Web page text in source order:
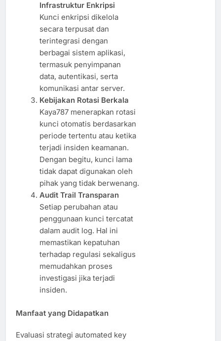
Infrastruktur Enkripsi
Kunci enkripsi dikelola
secara terpusat dan
terintegrasi dengan
berbagai sistem aplikasi,
termasuk penyimpanan
data, autentikasi, serta
komunikasi antar server.
Kebijakan Rotasi Berkala
Kaya787 menerapkan rotasi
kunci otomatis berdasarkan
periode tertentu atau ketika
terjadi insiden keamanan.
Dengan begitu, kunci lama
tidak dapat digunakan oleh
pihak yang tidak berwenang.
Audit Trail Transparan
Setiap perubahan atau
penggunaan kunci tercatat
dalam audit log. Hal ini
memastikan kepatuhan
terhadap regulasi sekaligus
memudahkan proses
investigasi jika terjadi
insiden.
Manfaat yang Didapatkan
Evaluasi strategi automated key